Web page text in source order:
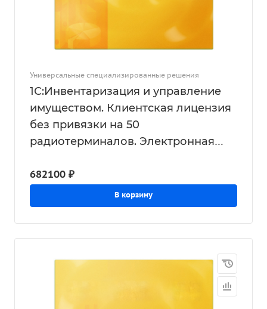
Универсальные специализированные решения
1С:Инвентаризация и управление
имуществом. Клиентская лицензия
без привязки на 50
радиотерминалов. Электронная
682100 ₽
В корзину